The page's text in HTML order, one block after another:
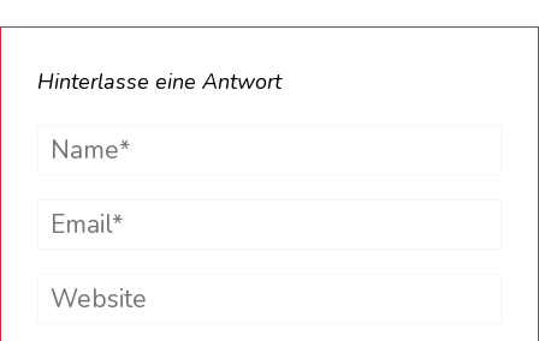
Hinterlasse eine Antwort
Name*
Email*
Website